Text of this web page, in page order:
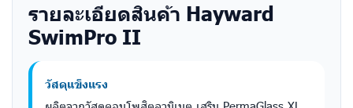
รายละเอียดสินค้า Hayward
SwimPro II
วัสดุแข็งแรง